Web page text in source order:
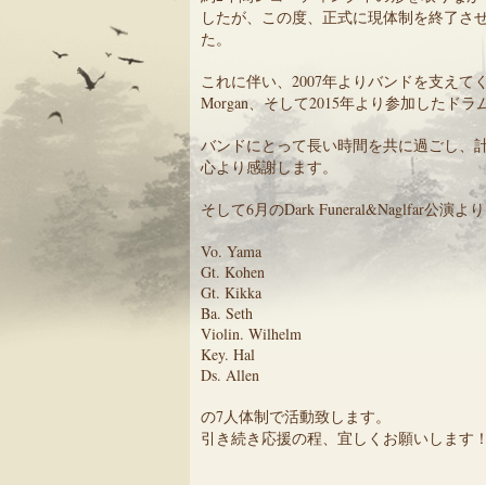
したが、この度、正式に現体制を終了さ
た。
これに伴い、2007年よりバンドを支えて
Morgan、そして2015年より参加したド
バンドにとって長い時間を共に過ごし、
心より感謝します。
そして6月のDark Funeral&Naglfar公演よ
Vo. Yama
Gt. Kohen
Gt. Kikka
Ba. Seth
Violin. Wilhelm
Key. Hal
Ds. Allen
の7人体制で活動致します。
引き続き応援の程、宜しくお願いします